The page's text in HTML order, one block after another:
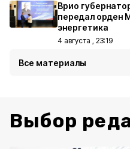
Врио
передал орден
энергетика
4 августа , 23:19
Все материалы
Выбор